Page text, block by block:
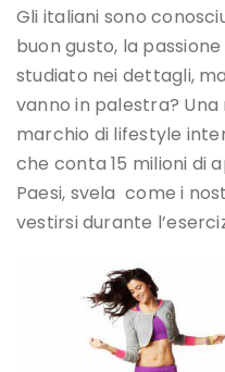
Gli italiani sono
buon gusto, la
studiato nei dettagli,
vanno in palestra? Una
marchio di lifestyle
che conta 15 milioni di
Paesi, svela come i
vestirsi durante